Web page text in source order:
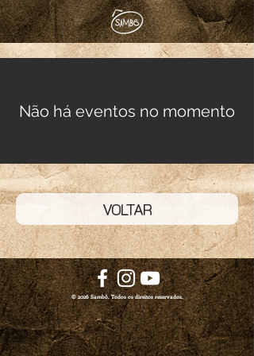
Não há eventos no momento
VOLTAR
© 2026 Sambô. Todos os direitos reservados.